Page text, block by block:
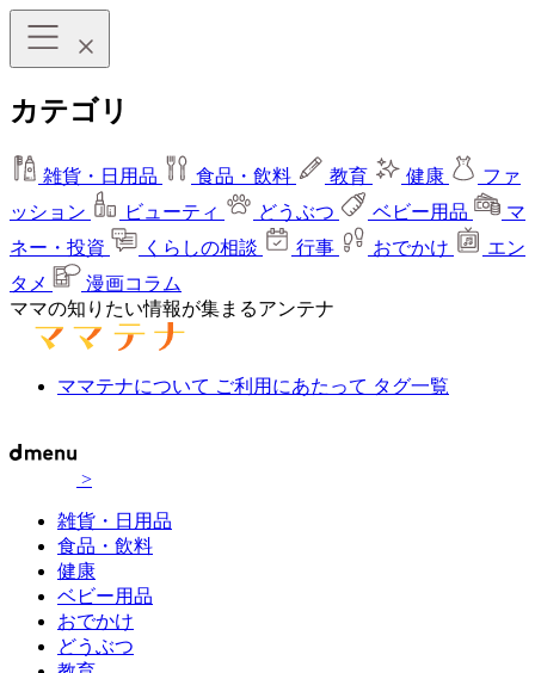
カテゴリ
雑貨・日用品 食品・飲料 教育 健康
ファ
ッション
ビューティ どうぶつ ベビー用品
マ
ネー・投資
くらしの相談 行事 おでかけ
エン
タメ
漫画コラム
ママの知りたい情報が集まるアンテナ
ママテナについて ご利用にあたって タグ一覧
>
雑貨・日用品
食品・飲料
健康
ベビー用品
おでかけ
どうぶつ